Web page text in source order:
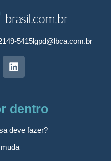
5415lgpd@lbca.com.br
dentro
deve fazer?